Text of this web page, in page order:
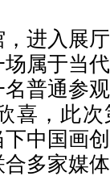
进入展
属于当
普通参
喜，此
中国画
多家媒